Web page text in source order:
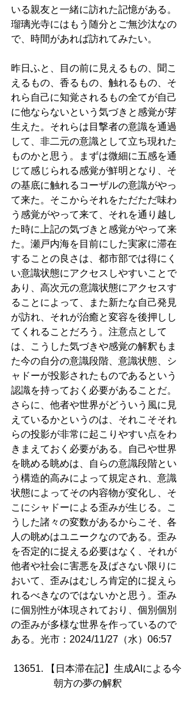
いる親友と一緒に訪れた記憶がある。
瑠璃光寺にはもう随分とご無沙汰なの
で、時間があれば訪れてみたい。
昨日ふと、目の前に見えるもの、聞こ
えるもの、香るもの、触れるもの、そ
れら自己に知覚されるもの全てが自己
に他ならないという気づきと感覚が芽
生えた。それらは目撃者の意識を通過
して、非二元の意識として立ち現れた
ものかと思う。まずは微細に五感を通
じて感じられる感覚が鮮明となり、そ
の基底に触れるコーザルの意識がやっ
て来た。そこからそれをただただ味わ
う感覚がやって来て、それを通り越し
た時に上記の気づきと感覚がやって来
た。瀬戸内海を目前にした実家に滞在
することの良さは、都市部では得にく
い意識状態にアクセスしやすいことで
あり、高次元の意識状態にアクセスす
ることによって、また新たな自己発見
が訪れ、それが治癒と変容を後押しし
てくれることだろう。注意点として
は、こうした気づきや感覚の解釈もま
た今の自分の意識段階、意識状態、シ
ャドーが投影されたものであるという
認識を持っておく必要があることだ。
さらに、他者や世界がどういう風に見
えているかというのは、それこそそれ
らの投影が非常に起こりやすい点をわ
きまえておく必要がある。自己や世界
を眺める眺めは、自らの意識段階とい
う構造的高みによって規定され、意識
状態によってその内容物が変化し、そ
こにシャドーによる歪みが生じる。こ
うした諸々の変数があるからこそ、各
人の眺めはユニークなのである。歪み
を否定的に捉える必要はなく、それが
他者や社会に害悪を及ばさない限りに
おいて、歪みはむしろ肯定的に捉えら
れるべきなのではないかと思う。歪み
に個別性が体現されており、個別個別
の歪みが多様な世界を作っているので
ある。光市：2024/11/27（水）06:57
13651. 【日本滞在記】生成AIによる今
朝方の夢の解釈